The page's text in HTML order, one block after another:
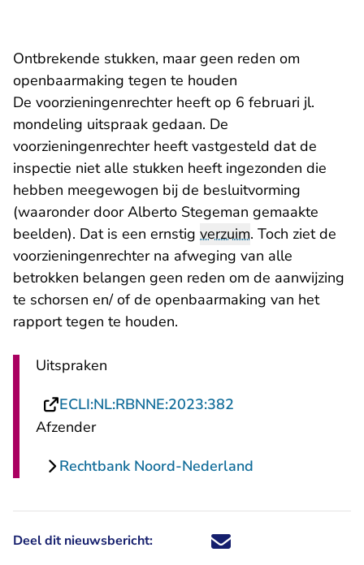
Ontbrekende stukken, maar geen reden om
openbaarmaking tegen te houden
De voorzieningenrechter heeft op 6 februari jl.
mondeling uitspraak gedaan. De
voorzieningenrechter heeft vastgesteld dat de
inspectie niet alle stukken heeft ingezonden die
hebben meegewogen bij de besluitvorming
(waaronder door Alberto Stegeman gemaakte
beelden). Dat is een ernstig verzuim. Toch ziet de
voorzieningenrechter na afweging van alle
betrokken belangen geen reden om de aanwijzing
te schorsen en/ of de openbaarmaking van het
rapport tegen te houden.
Uitspraken
ECLI:NL:RBNNE:2023:382
Afzender
Rechtbank Noord-Nederland
Deel dit nieuwsbericht: Deel dit nieuwsbericht via X -
Deel dit nieuwsbericht via
Deel dit nieuwsbericht
Deel dit